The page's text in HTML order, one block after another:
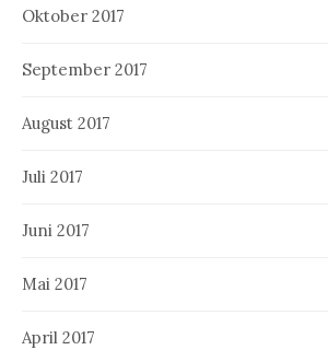
Oktober 2017
September 2017
August 2017
Juli 2017
Juni 2017
Mai 2017
April 2017